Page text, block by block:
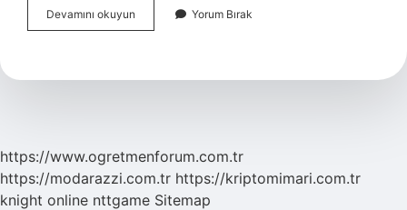
Devamını okuyun Arkadaşlık
Ne
Yorum Bırak
https://www.ogretmenforum.com.tr
https://modarazzi.com.tr https://kriptomimari.com.tr
knight online nttgame Sitemap